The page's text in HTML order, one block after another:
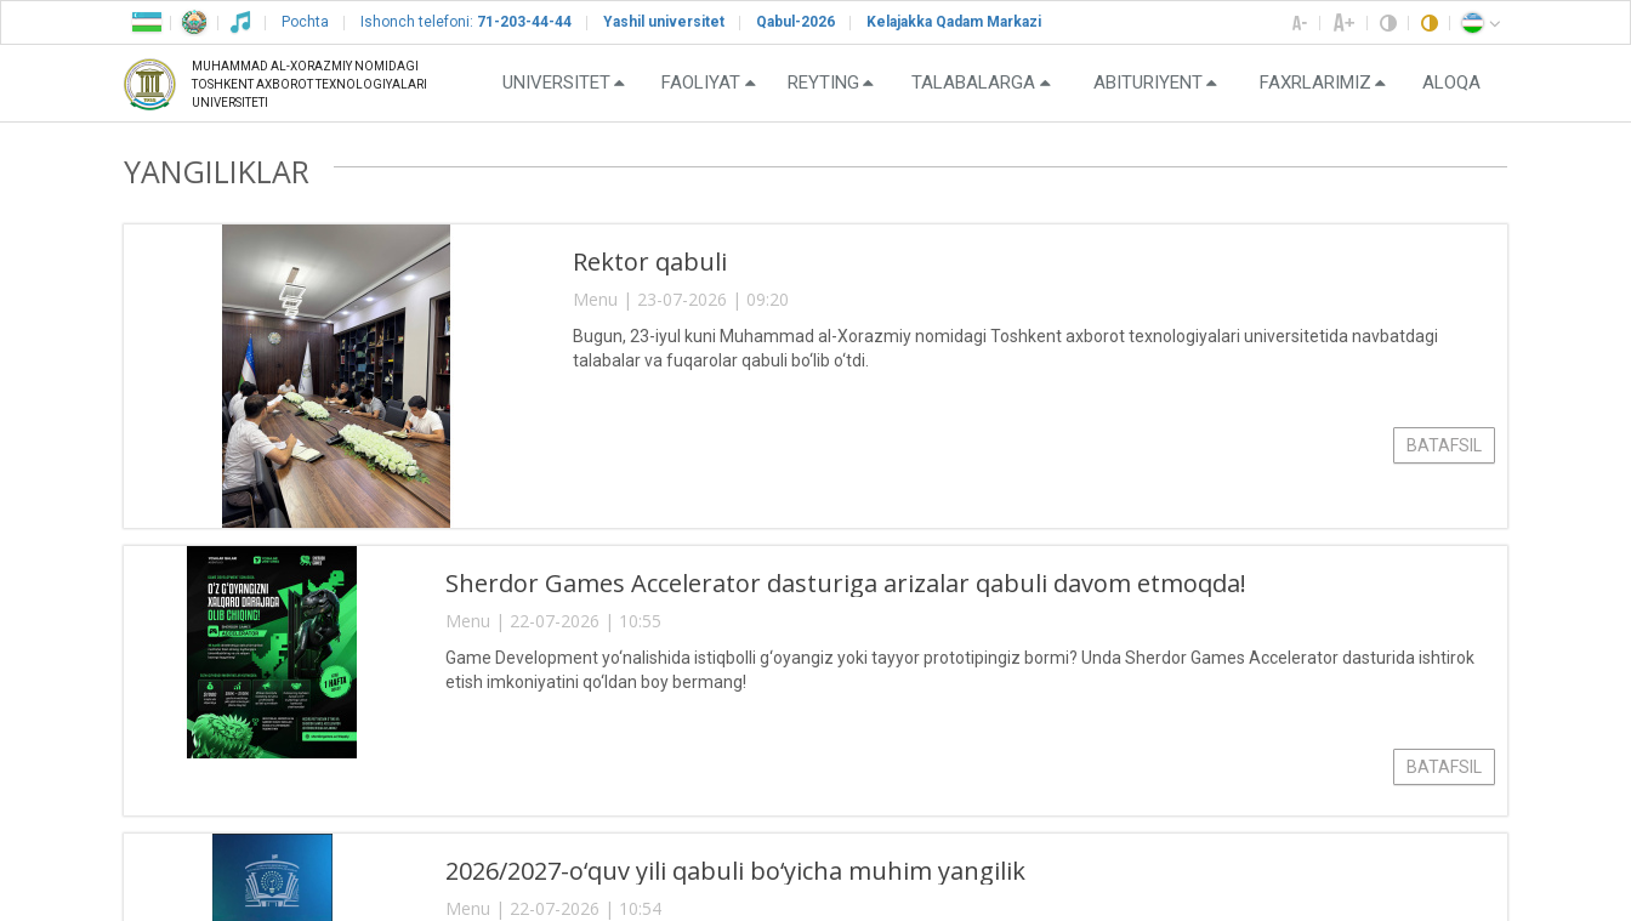
Pochta Ishonch telefoni: 71-203-44-44 Yashil universitet Qabul-2026 Kelajakka Qadam Markazi
MUHAMMAD AL-XORAZMIY NOMIDAGI
TOSHKENT AXBOROT TEXNOLOGIYALARI
UNIVERSITETI
UNIVERSITET FAOLIYAT REYTING TALABALARGA ABITURIYENT FAXRLARIMIZ ALOQA
YANGILIKLAR
Rektor qabuli
Menu | 23-07-2026 | 09:20
Bugun, 23-iyul kuni Muhammad al-Xorazmiy nomidagi Toshkent axborot texnologiyalari universitetida navbatdagi
talabalar va fuqarolar qabuli bo‘lib o‘tdi.
BATAFSIL
Sherdor Games Accelerator dasturiga arizalar qabuli davom etmoqda!
Menu | 22-07-2026 | 10:55
Game Development yo‘nalishida istiqbolli g‘oyangiz yoki tayyor prototipingiz bormi? Unda Sherdor Games Accelerator dasturida ishtirok
etish imkoniyatini qo‘ldan boy bermang!
BATAFSIL
2026/2027-o‘quv yili qabuli bo‘yicha muhim yangilik
Menu | 22-07-2026 | 10:54